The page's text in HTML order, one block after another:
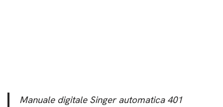
Manuale digitale Singer automatica 401